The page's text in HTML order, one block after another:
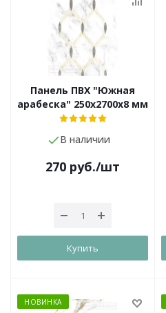
Панель ПВХ "Южная
арабеска" 250х2700х8 мм
В наличии
270 руб./шт
Купить
НОВИНКА